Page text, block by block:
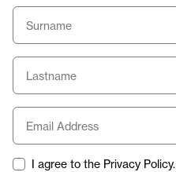
I agree to the Privacy Policy.